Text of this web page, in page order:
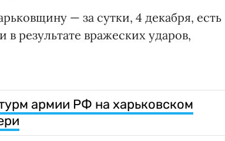
— за сутки, 4 декабря, есть
результате вражеских ударов,
армии РФ на харьковском